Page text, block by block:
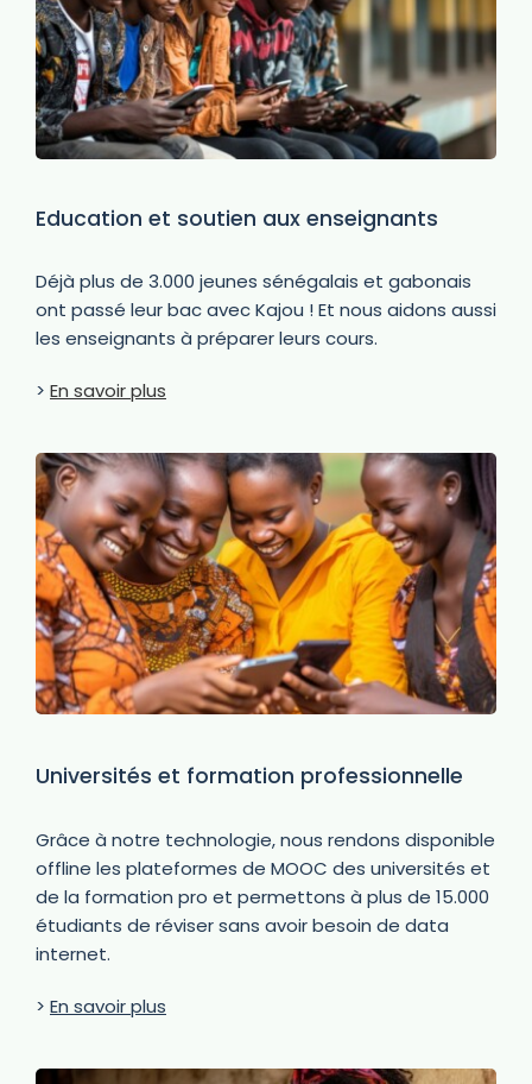
Education et soutien aux enseignants
Déjà plus de 3.000 jeunes sénégalais et gabonais
ont passé leur bac avec Kajou ! Et nous aidons aussi
les enseignants à préparer leurs cours.
> En savoir plus
Universités et formation professionnelle
Grâce à notre technologie, nous rendons disponible
offline les plateformes de MOOC des universités et
de la formation pro et permettons à plus de 15.000
étudiants de réviser sans avoir besoin de data
internet.
> En savoir plus